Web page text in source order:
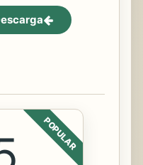
POPULAR